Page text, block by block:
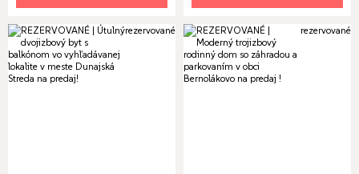
rezervované rezervované